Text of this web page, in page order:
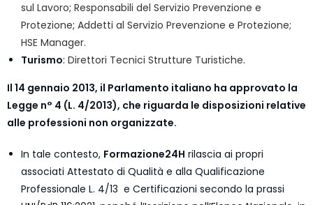
sul Lavoro; Responsabili del Servizio Prevenzione e
Protezione; Addetti al Servizio Prevenzione e Protezione;
HSE Manager.
Turismo: Direttori Tecnici Strutture Turistiche.
Il 14 gennaio 2013, il Parlamento italiano ha approvato la
Legge n° 4 (L. 4/2013), che riguarda le disposizioni relative
alle professioni non organizzate.
In tale contesto, Formazione24H rilascia ai propri
associati Attestato di Qualità e alla Qualificazione
Professionale L. 4/13 e Certificazioni secondo la prassi